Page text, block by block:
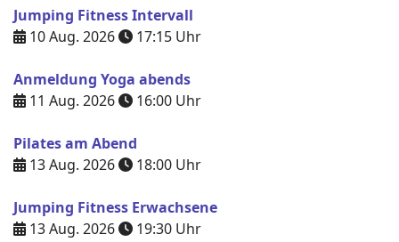
Jumping Fitness Intervall
10 Aug. 2026
17:15 Uhr
Anmeldung Yoga abends
11 Aug. 2026
16:00 Uhr
Pilates am Abend
13 Aug. 2026
18:00 Uhr
Jumping Fitness Erwachsene
13 Aug. 2026
19:30 Uhr